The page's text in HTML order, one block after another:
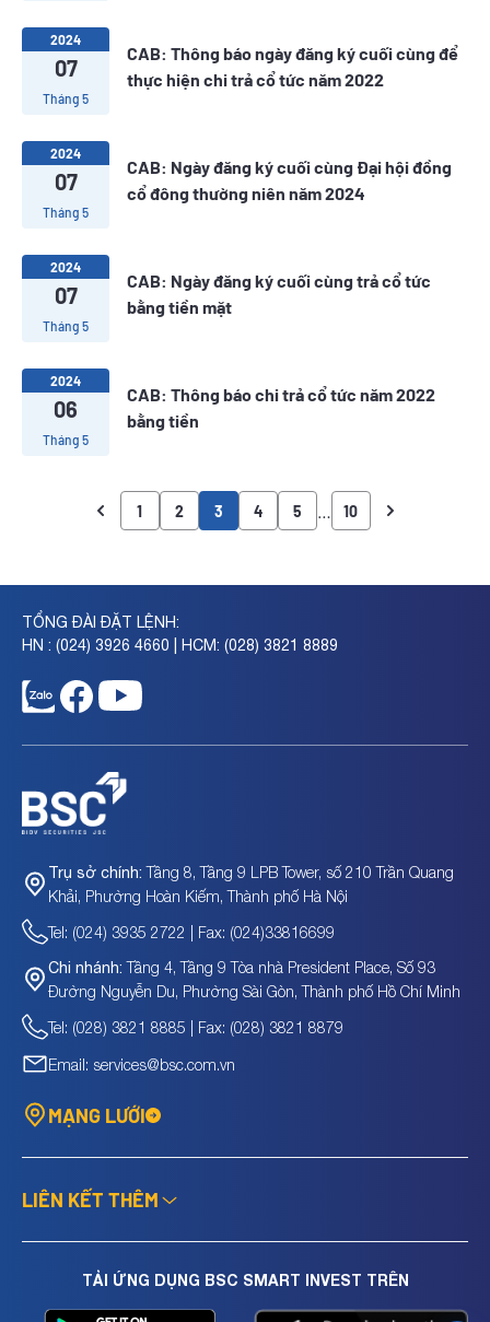
2024
07
Tháng 5
CAB: Thông báo ngày đăng ký cuối cùng để
thực hiện chi trả cổ tức năm 2022
2024
07
Tháng 5
CAB: Ngày đăng ký cuối cùng Đại hội đồng
cổ đông thường niên năm 2024
2024
07
Tháng 5
CAB: Ngày đăng ký cuối cùng trả cổ tức
bằng tiền mặt
2024
06
Tháng 5
CAB: Thông báo chi trả cổ tức năm 2022
bằng tiền
1 2 3 4 5 10
TỔNG ĐÀI ĐẶT LỆNH:
HN : (024) 3926 4660 | HCM: (028) 3821 8889
Trụ sở chính: Tầng 8, Tầng 9 LPB Tower, số 210 Trần Quang
Khải, Phường Hoàn Kiếm, Thành phố Hà Nội
Tel: (024) 3935 2722 | Fax: (024)33816699
Chi nhánh: Tầng 4, Tầng 9 Tòa nhà President Place, Số 93
Đường Nguyễn Du, Phường Sài Gòn, Thành phố Hồ Chí Minh
Tel: (028) 3821 8885 | Fax: (028) 3821 8879
Email: services@bsc.com.vn
MẠNG LƯỚI
LIÊN KẾT THÊM
TẢI ỨNG DỤNG BSC SMART INVEST TRÊN